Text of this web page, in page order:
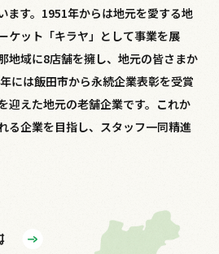
ます。1951年からは地元を愛する地
ケット「キラヤ」として事業を展
地域に8店舗を擁し、地元の皆さまか
には飯田市から永続企業表彰を受賞
迎えた地元の老舗企業です。これか
る企業を目指し、スタッフ一同精進